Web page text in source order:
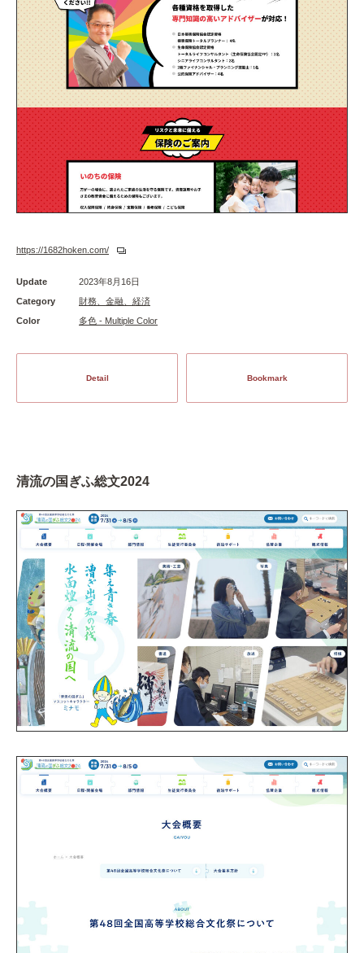
https://1682hoken.com/
Update
2023年8月16日
Category
財務、金融、経済
Color
多色 - Multiple Color
Detail Bookmark
清流の国ぎふ総文2024